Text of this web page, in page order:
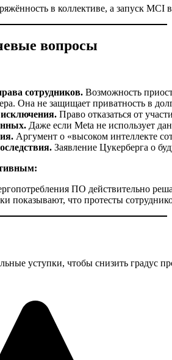
в коллективе, а запуск MCI
вопросы
сотрудников. Возможность
Она не защищает приватность в
Право отказаться от
Даже если Meta не использует
Аргумент о «высоком интеллекте
Заявление Цукерберга о
ПО действительно
показывают, что протесты
уступки, чтобы снизить градус